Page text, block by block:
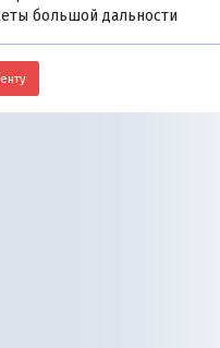
большой дальности